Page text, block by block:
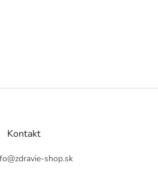
Kontakt
@zdravie-shop.sk